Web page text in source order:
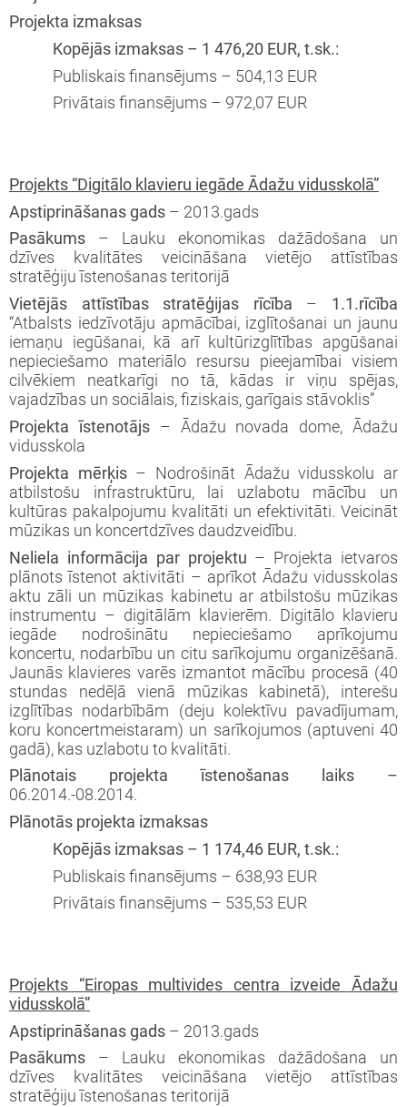
Projekta izmaksas
Kopējās izmaksas – 1 476,20 EUR, t.sk.:
Publiskais finansējums – 504,13 EUR
Privātais finansējums – 972,07 EUR
Projekts “Digitālo klavieru iegāde Ādažu vidusskolā”
Apstiprināšanas gads – 2013.gads
Pasākums – Lauku ekonomikas dažādošana un
dzīves kvalitātes veicināšana vietējo attīstības
stratēģiju īstenošanas teritorijā
Vietējās attīstības stratēģijas rīcība – 1.1.rīcība
“Atbalsts iedzīvotāju apmācībai, izglītošanai un jaunu
iemaņu iegūšanai, kā arī kultūrizglītības apgūšanai
nepieciešamo materiālo resursu pieejamībai visiem
cilvēkiem neatkarīgi no tā, kādas ir viņu spējas,
vajadzības un sociālais, fiziskais, garīgais stāvoklis”
Projekta īstenotājs– Ādažu novada dome, Ādažu
vidusskola
Projekta mērķis– Nodrošināt Ādažu vidusskolu ar
atbilstošu infrastruktūru, lai uzlabotu mācību un
kultūras pakalpojumu kvalitāti un efektivitāti. Veicināt
mūzikas un koncertdzīves daudzveidību.
Neliela informācija par projektu – Projekta ietvaros
plānots īstenot aktivitāti – aprīkot Ādažu vidusskolas
aktu zāli un mūzikas kabinetu ar atbilstošu mūzikas
instrumentu – digitālām klavierēm. Digitālo klavieru
iegāde nodrošinātu nepieciešamo aprīkojumu
koncertu, nodarbību un citu sarīkojumu organizēšanā.
Jaunās klavieres varēs izmantot mācību procesā (40
stundas nedēļā vienā mūzikas kabinetā), interešu
izglītības nodarbībām (deju kolektīvu pavadījumam,
koru koncertmeistaram) un sarīkojumos (aptuveni 40
gadā), kas uzlabotu to kvalitāti.
Plānotais projekta īstenošanas laiks –
06.2014.-08.2014.
Plānotās projekta izmaksas
Kopējās izmaksas – 1 174,46 EUR, t.sk.:
Publiskais finansējums – 638,93 EUR
Privātais finansējums – 535,53 EUR
Projekts “Eiropas multivides centra izveide Ādažu
vidusskolā”
Apstiprināšanas gads – 2013.gads
Pasākums – Lauku ekonomikas dažādošana un
dzīves kvalitātes veicināšana vietējo attīstības
stratēģiju īstenošanas teritorijā